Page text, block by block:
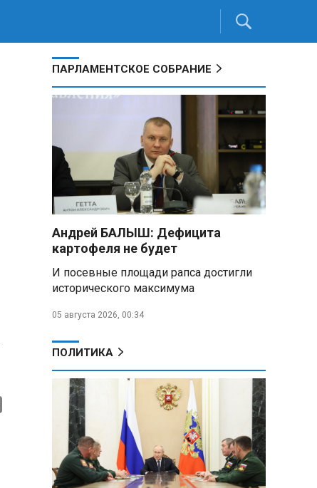
ПАРЛАМЕНТСКОЕ СОБРАНИЕ
Андрей БАЛЫШ: Дефицита
картофеля не будет
И посевные площади рапса достигли
исторического максимума
05 августа 2026, 00:34
ПОЛИТИКА